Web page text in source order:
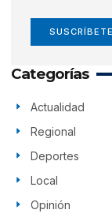
SUSCRÍBETE
Categorías
Actualidad
Regional
Deportes
Local
Opinión